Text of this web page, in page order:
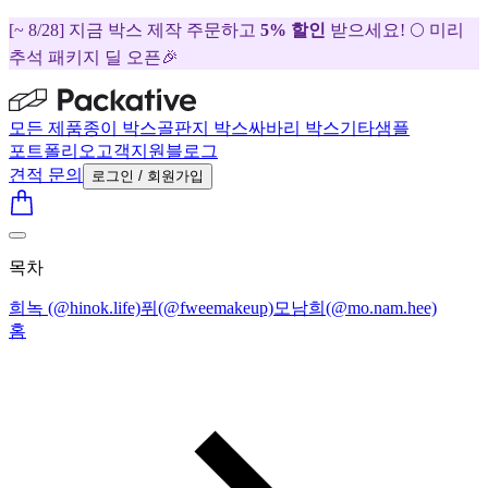
[~ 8/28] 지금 박스 제작 주문하고 5% 할인 받으세요! 🌕 미리
추석 패키지 딜 오픈🎉
모든 제품종이 박스골판지 박스싸바리 박스기타샘플
포트폴리오 고객지원 블로그
견적 문의
로그인 / 회원가입
목차
희녹 (@hinok.life)퓌(@fweemakeup)모남희(@mo.nam.hee)
홈